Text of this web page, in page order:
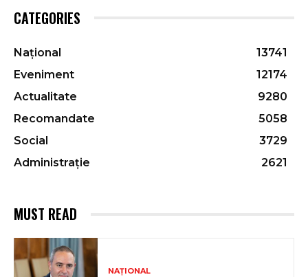
CATEGORIES
Național
13741
Eveniment
12174
Actualitate
9280
Recomandate
5058
Social
3729
Administrație
2621
MUST READ
NAȚIONAL